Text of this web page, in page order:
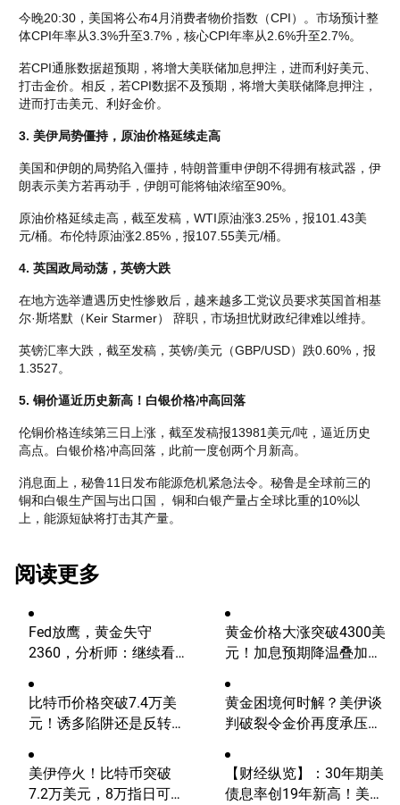
今晚20:30，美国将公布4月消费者物价指数（CPI）。市场预计整
体CPI年率从3.3%升至3.7%，核心CPI年率从2.6%升至2.7%。
若CPI通胀数据超预期，将增大美联储加息押注，进而利好美元、
打击金价。相反，若CPI数据不及预期，将增大美联储降息押注，
进而打击美元、利好金价。
3. 美伊局势僵持，原油价格延续走高
美国和伊朗的局势陷入僵持，特朗普重申伊朗不得拥有核武器，伊
朗表示美方若再动手，伊朗可能将铀浓缩至90%。
原油价格延续走高，截至发稿，WTI原油涨3.25%，报101.43美
元/桶。布伦特原油涨2.85%，报107.55美元/桶。
4. 英国政局动荡，英镑大跌
在地方选举遭遇历史性惨败后，越来越多工党议员要求英国首相基
尔·斯塔默（Keir Starmer） 辞职，市场担忧财政纪律难以维持。
英镑汇率大跌，截至发稿，英镑/美元（GBP/USD）跌0.60%，报
1.3527。
5. 铜价逼近历史新高！白银价格冲高回落
伦铜价格连续第三日上涨，截至发稿报13981美元/吨，逼近历史
高点。白银价格冲高回落，此前一度创两个月新高。
消息面上，秘鲁11日发布能源危机紧急法令。秘鲁是全球前三的
铜和白银生产国与出口国， 铜和白银产量占全球比重的10%以
上，能源短缺将打击其产量。
阅读更多
Fed放鹰，黄金失守
2360，分析师：继续看
黄金价格大涨突破4300美
元！加息预期降温叠加央
比特币价格突破7.4万美
元！诱多陷阱还是反转信
黄金困境何时解？美伊谈
判破裂令金价再度承压，
美伊停火！比特币突破
7.2万美元，8万指日可
【财经纵览】：30年期美
债息率创19年新高！美